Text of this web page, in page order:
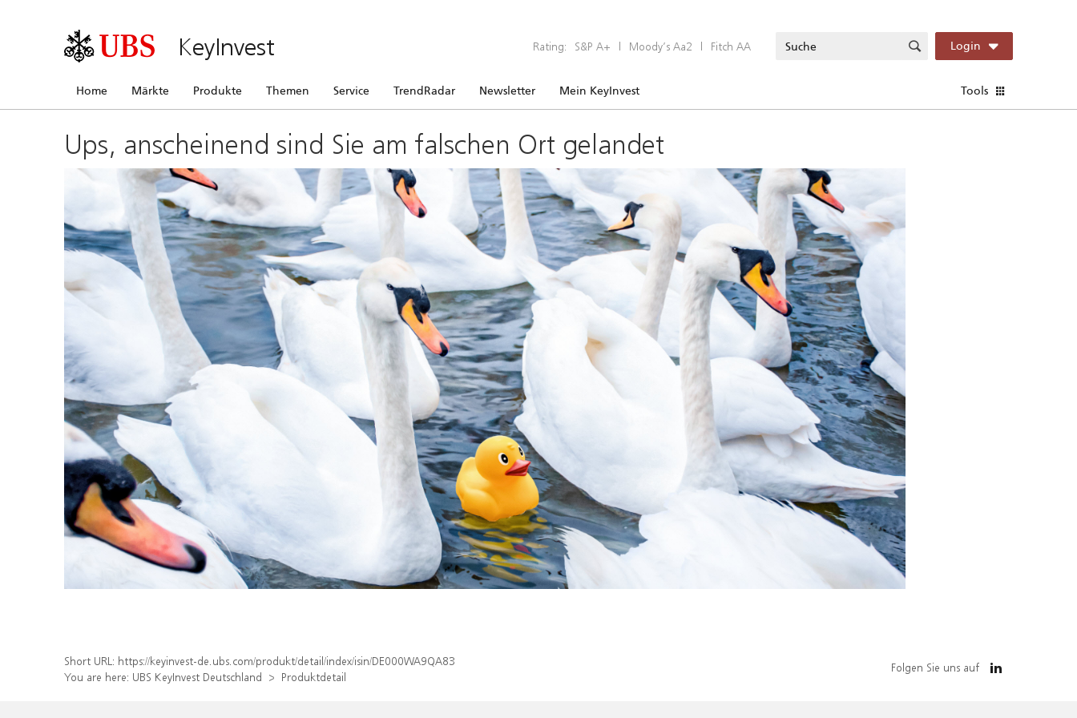
KeyInvest Rating: S&P A+ | Moody’s Aa2 | Fitch AA Login
Home Märkte Produkte Themen Service TrendRadar Newsletter Mein KeyInvest Tools
Ups, anscheinend sind Sie am falschen Ort gelandet
Short URL: https://keyinvest-de.ubs.com/produkt/detail/index/isin/DE000WA9QA83
You are here: UBS KeyInvest Deutschland Produktdetail
Folgen Sie uns auf